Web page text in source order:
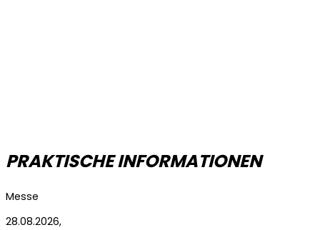
PRAKTISCHE INFORMATIONEN
Messe
28.08.2026,